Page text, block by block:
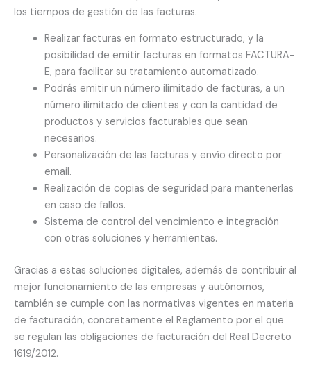
los tiempos de gestión de las facturas.
Realizar facturas en formato estructurado, y la
posibilidad de emitir facturas en formatos FACTURA-
E, para facilitar su tratamiento automatizado.
Podrás emitir un número ilimitado de facturas, a un
número ilimitado de clientes y con la cantidad de
productos y servicios facturables que sean
necesarios.
Personalización de las facturas y envío directo por
email.
Realización de copias de seguridad para mantenerlas
en caso de fallos.
Sistema de control del vencimiento e integración
con otras soluciones y herramientas.
Gracias a estas soluciones digitales, además de contribuir al
mejor funcionamiento de las empresas y autónomos,
también se cumple con las normativas vigentes en materia
de facturación, concretamente el Reglamento por el que
se regulan las obligaciones de facturación del Real Decreto
1619/2012.